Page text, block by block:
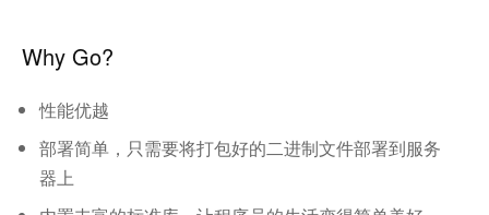
Why Go?
性能优越
部署简单，只需要将打包好的二进制文件部署到服务
器上